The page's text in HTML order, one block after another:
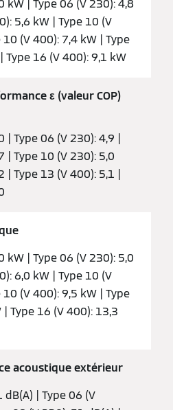
kW | Type 06 (V 230): 4,8
5,6 kW | Type 10 (V
(V 400): 7,4 kW | Type
Type 16 (V 400): 9,1 kW
ε (valeur COP)
| Type 06 (V 230): 4,9 |
| Type 10 (V 230): 5,0
| Type 13 (V 400): 5,1 |
kW | Type 06 (V 230): 5,0
6,0 kW | Type 10 (V
(V 400): 9,5 kW | Type
Type 16 (V 400): 13,3
acoustique extérieur
| Type 06 (V